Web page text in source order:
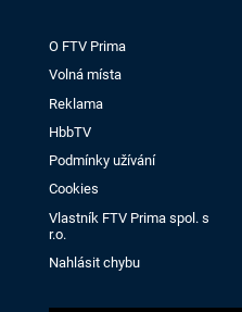
O FTV Prima
Volná místa
Reklama
HbbTV
Podmínky užívání
Cookies
Vlastník FTV Prima spol. s
r.o.
Nahlásit chybu